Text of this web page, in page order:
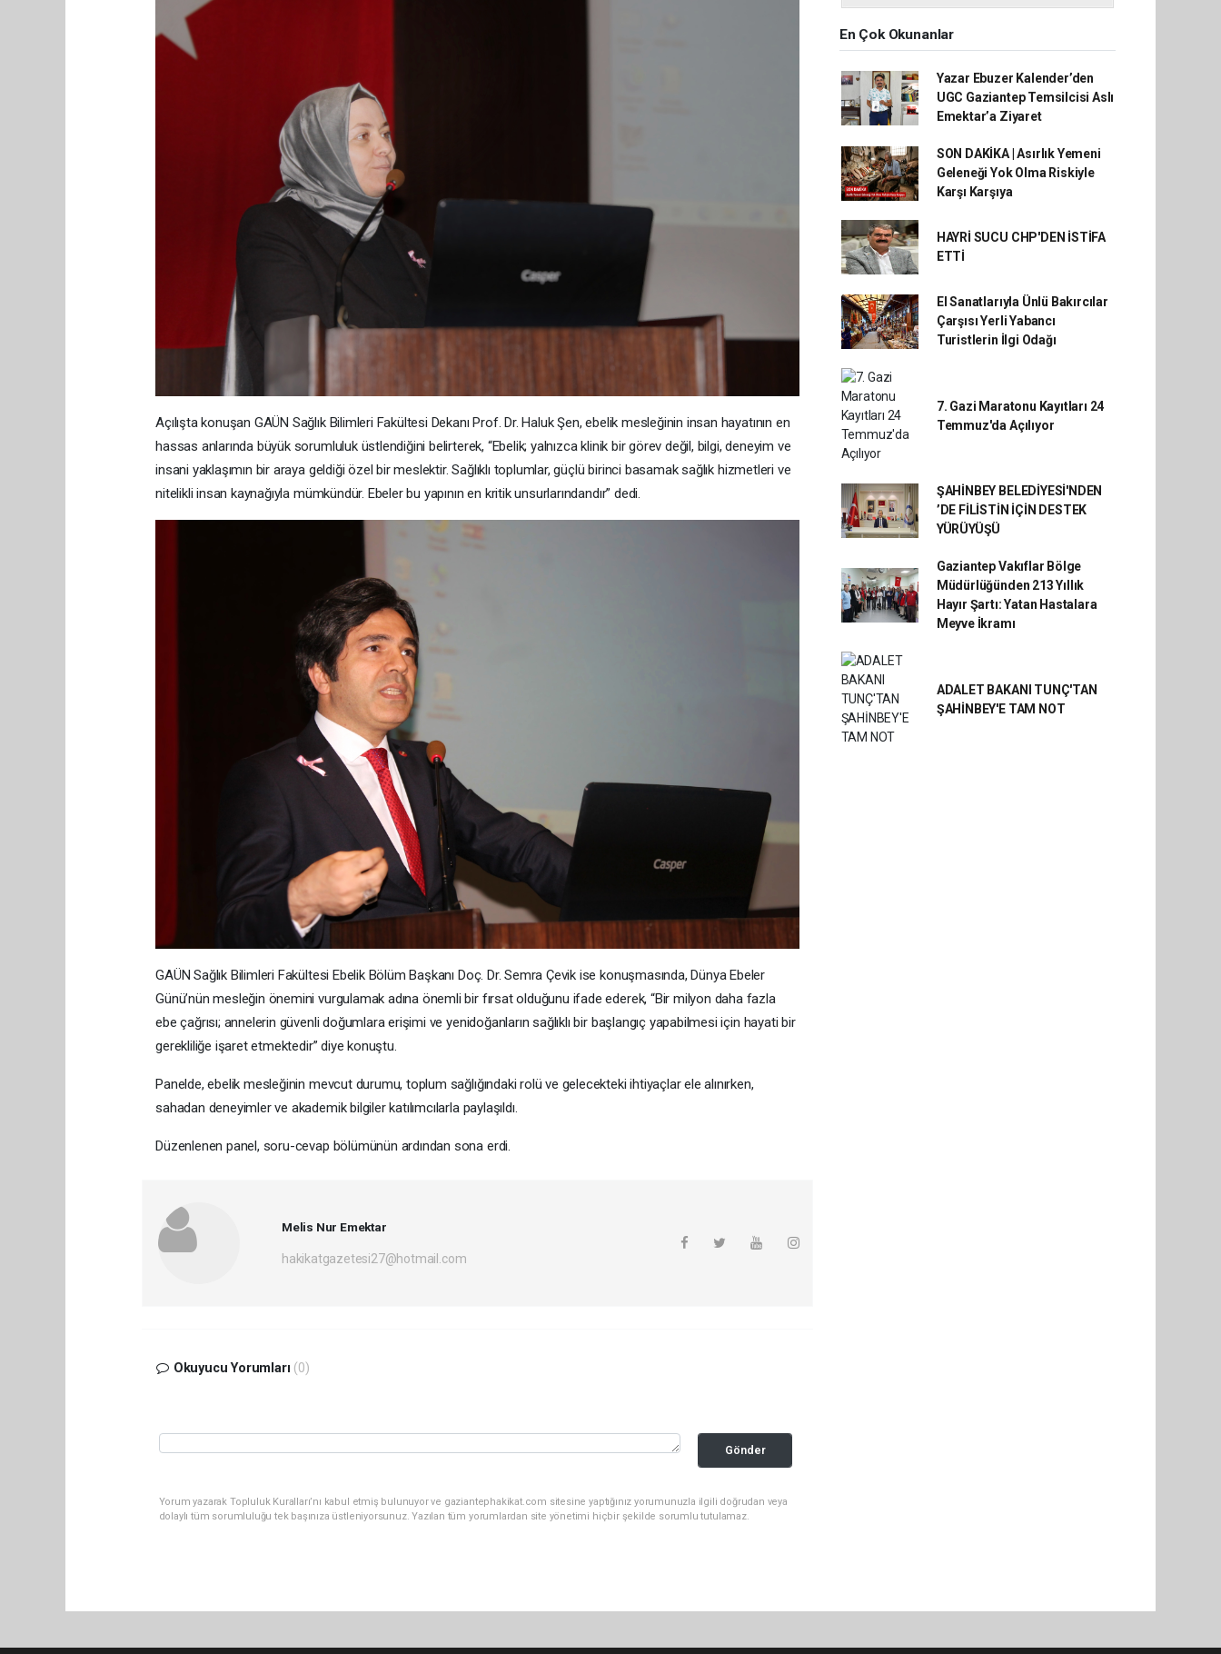
Açılışta konuşan GAÜN Sağlık Bilimleri Fakültesi Dekanı Prof. Dr. Haluk Şen, ebelik mesleğinin insan hayatının en
hassas anlarında büyük sorumluluk üstlendiğini belirterek, “Ebelik; yalnızca klinik bir görev değil, bilgi, deneyim ve
insani yaklaşımın bir araya geldiği özel bir meslektir. Sağlıklı toplumlar, güçlü birinci basamak sağlık hizmetleri ve
nitelikli insan kaynağıyla mümkündür. Ebeler bu yapının en kritik unsurlarındandır” dedi.
GAÜN Sağlık Bilimleri Fakültesi Ebelik Bölüm Başkanı Doç. Dr. Semra Çevik ise konuşmasında, Dünya Ebeler
Günü’nün mesleğin önemini vurgulamak adına önemli bir fırsat olduğunu ifade ederek, “Bir milyon daha fazla
ebe çağrısı; annelerin güvenli doğumlara erişimi ve yenidoğanların sağlıklı bir başlangıç yapabilmesi için hayati bir
gerekliliğe işaret etmektedir” diye konuştu.
Panelde, ebelik mesleğinin mevcut durumu, toplum sağlığındaki rolü ve gelecekteki ihtiyaçlar ele alınırken,
sahadan deneyimler ve akademik bilgiler katılımcılarla paylaşıldı.
Düzenlenen panel, soru-cevap bölümünün ardından sona erdi.
Melis Nur Emektar
hakikatgazetesi27@hotmail.com
Okuyucu Yorumları (0)
Gönder
Yorum yazarak Topluluk Kuralları’nı kabul etmiş bulunuyor ve gaziantephakikat.com sitesine yaptığınız yorumunuzla ilgili doğrudan veya
dolaylı tüm sorumluluğu tek başınıza üstleniyorsunuz. Yazılan tüm yorumlardan site yönetimi hiçbir şekilde sorumlu tutulamaz.
En Çok Okunanlar
Yazar Ebuzer Kalender’den
UGC Gaziantep Temsilcisi Aslı
Emektar’a Ziyaret
SON DAKİKA | Asırlık Yemeni
Geleneği Yok Olma Riskiyle
Karşı Karşıya
HAYRİ SUCU CHP'DEN İSTİFA
ETTİ
El Sanatlarıyla Ünlü Bakırcılar
Çarşısı Yerli Yabancı
Turistlerin İlgi Odağı
7. Gazi Maratonu Kayıtları 24
Temmuz'da Açılıyor
ŞAHİNBEY BELEDİYESİ'NDEN
’DE FİLİSTİN İÇİN DESTEK
YÜRÜYÜŞÜ
Gaziantep Vakıflar Bölge
Müdürlüğünden 213 Yıllık
Hayır Şartı: Yatan Hastalara
Meyve İkramı
ADALET BAKANI TUNÇ'TAN
ŞAHİNBEY'E TAM NOT